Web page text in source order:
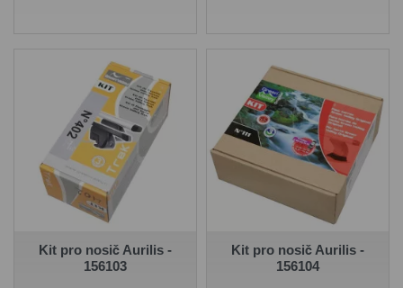
Kit pro nosič Aurilis -
156103
Kit pro nosič Aurilis -
156104